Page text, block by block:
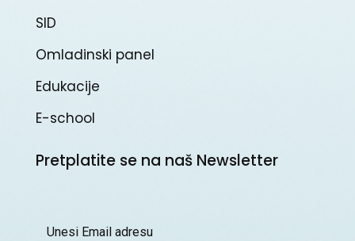
SID
Omladinski panel
Edukacije
E-school
Pretplatite se na naš Newsletter